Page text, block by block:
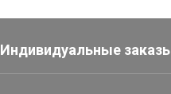
Индивидуальные